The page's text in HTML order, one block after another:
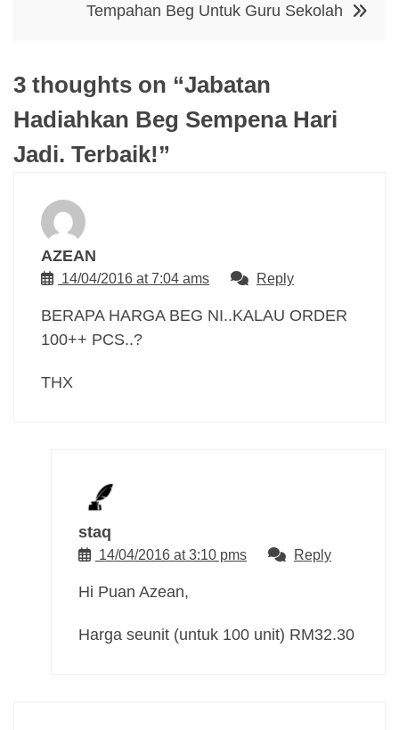
Tempahan Beg Untuk Guru Sekolah
3 thoughts on “Jabatan
Hadiahkan Beg Sempena Hari
Jadi. Terbaik!”
AZEAN
14/04/2016 at 7:04 ams Reply
BERAPA HARGA BEG NI..KALAU ORDER
100++ PCS..?
THX
staq
14/04/2016 at 3:10 pms Reply
Hi Puan Azean,
Harga seunit (untuk 100 unit) RM32.30